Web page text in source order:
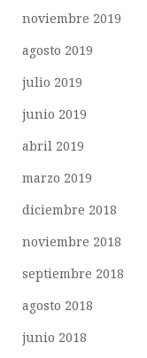
noviembre 2019
agosto 2019
julio 2019
junio 2019
abril 2019
marzo 2019
diciembre 2018
noviembre 2018
septiembre 2018
agosto 2018
junio 2018